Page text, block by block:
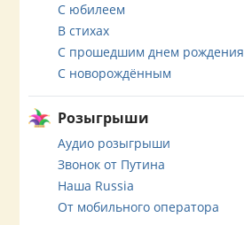
С юбилеем
В стихах
С прошедшим днем рождения
С новорождённым
Розыгрыши
Аудио розыгрыши
Звонок от Путина
Наша Russia
От мобильного оператора